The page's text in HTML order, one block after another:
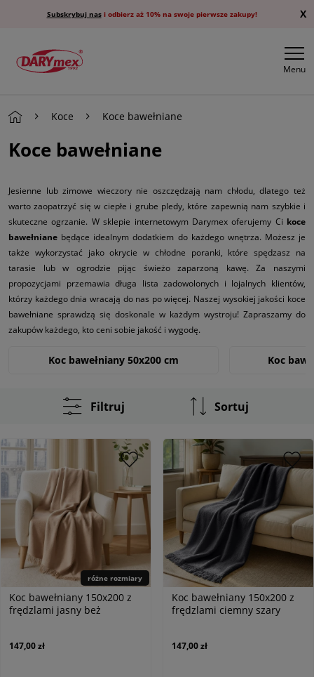
Subskrybuj nasi odbierz aż 10% na swoje pierwsze zakupy! X
Menu
Koce Koce bawełniane
Koce bawełniane
Jesienne lub zimowe wieczory nie oszczędzają nam chłodu, dlatego też
warto zaopatrzyć się w ciepłe i grube pledy, które zapewnią nam szybkie i
skuteczne ogrzanie. W sklepie internetowym Darymex oferujemy Ci koce
bawełniane będące idealnym dodatkiem do każdego wnętrza. Możesz je
także wykorzystać jako okrycie w chłodne poranki, które spędzasz na
tarasie lub w ogrodzie pijąc świeżo zaparzoną kawę. Za naszymi
propozycjami przemawia długa lista zadowolonych i lojalnych klientów,
którzy każdego dnia wracają do nas po więcej. Naszej wysokiej jakości koce
bawełniane sprawdzą się doskonale w każdym wystroju! Zapraszamy do
zakupów każdego, kto ceni sobie jakość i wygodę.
Koc bawełniany 50x200 cm Koc
Filtruj Sortuj
różne rozmiary
Koc bawełniany 150x200 z
frędzlami jasny beż
147,00 zł
Koc bawełniany 150x200 z
frędzlami ciemny szary
147,00 zł